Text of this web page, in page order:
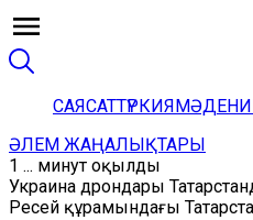
САЯСАТТҮРКИЯ
ӘЛЕМ ЖАҢАЛЫҚТАРЫ
1 ... минут оқылды
Украина дрондары
Ресей құрамындағы